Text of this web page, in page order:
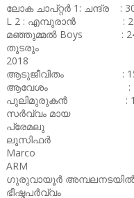
ലോക ചാപ്റ്റർ 1: ചന്ദ്ര :
L 2 : എമ്പുരാൻ :
മഞ്ഞുമ്മൽ Boys : 243
തുടരും :
2018 :
ആടുജീവിതം :
ആവേശം : 156
പുലിമുരുകൻ : 152
സർവ്വം മായ :
പ്രേമലു : 137
ലൂസിഫർ :
Marco :
ARM : 107
ഗുരുവായൂർ അമ്പലനടയിൽ:
ഭീഷ്മപർവ്വം :